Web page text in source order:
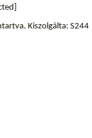
Kiszolgálta: S244